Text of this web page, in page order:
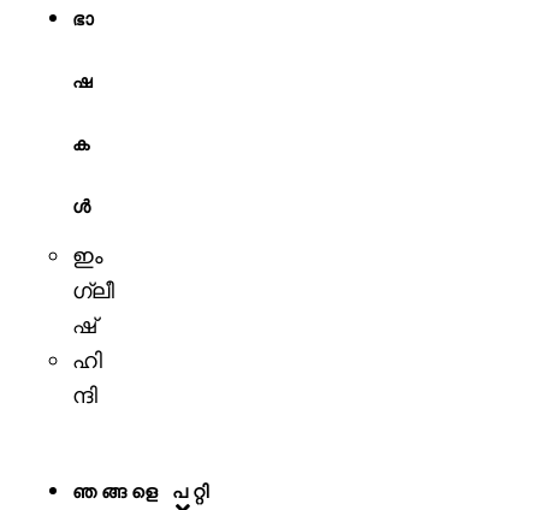
ഭാ
ഷ
ക
ൾ
ഇം
ഗ്ലീ
ഷ്
ഹി
ന്ദി
ഞങ്ങളെ പറ്റി